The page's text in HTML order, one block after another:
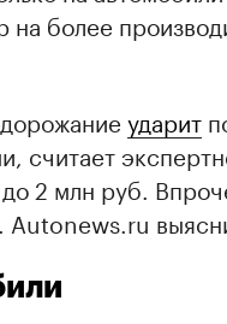
более
ударит
считает
2 млн руб.